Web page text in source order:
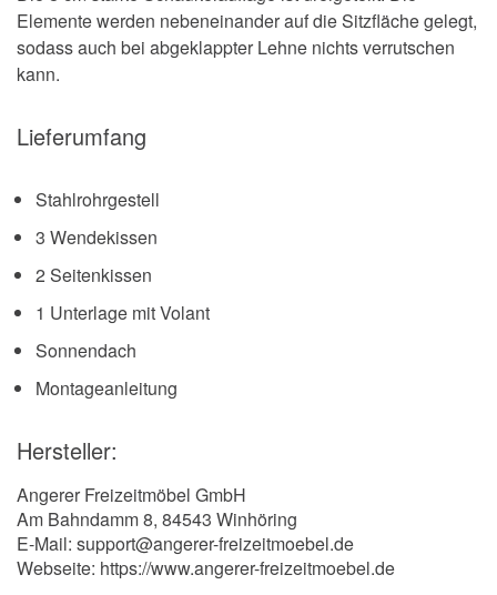
Elemente werden nebeneinander auf die Sitzfläche gelegt,
sodass auch bei abgeklappter Lehne nichts verrutschen
kann.
Lieferumfang
Stahlrohrgestell
3 Wendekissen
2 Seitenkissen
1 Unterlage mit Volant
Sonnendach
Montageanleitung
Hersteller:
Angerer Freizeitmöbel GmbH
Am Bahndamm 8, 84543 Winhöring
E-Mail: support@angerer-freizeitmoebel.de
Webseite: https://www.angerer-freizeitmoebel.de